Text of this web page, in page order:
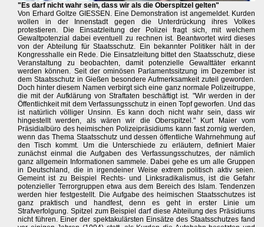
"Es darf nicht wahr sein, dass wir als die Oberspitzel gelten"
Von Erhard Goltze GIESSEN. Eine Demonstration ist angemeldet. Kurden
wollen in der Innenstadt gegen die Unterdrückung ihres Volkes
protestieren. Die Einsatzleitung der Polizei fragt sich, mit welchem
Gewaltpotenzial dabei eventuell zu rechnen ist. Beantwortet wird dieses
von der Abteilung für Staatsschutz. Ein bekannter Politiker hält in der
Kongresshalle ein Rede. Die Einsatzleitung bittet den Staatsschutz, diese
Veranstaltung zu beobachten, damit potenzielle Gewalttäter erkannt
werden können. Seit der ominösen Parlamentssitzung im Dezember ist
dem Staatsschutz in Gießen besondere Aufmerksamkeit zuteil geworden.
Doch hinter diesem Namen verbirgt sich eine ganz normale Polizeitruppe,
die mit der Aufklärung von Straftaten beschäftigt ist. "Wir werden in der
Öffentlichkeit mit dem Verfassungsschutz in einen Topf geworfen. Und das
ist natürlich völliger Unsinn. Es kann doch nicht wahr sein, dass wir
hingestellt werden, als wären wir die Oberspitzel." Kurt Maier vom
Präsidialbüro des heimischen Polizeipräsidiums kann fast zornig werden,
wenn das Thema Staatsschutz und dessen öffentliche Wahrnehmung auf
den Tisch kommt. Um die Unterschiede zu erläutern, definiert Maier
zunächst einmal die Aufgaben des Verfassungsschutzes, der nämlich
ganz allgemein Informationen sammele. Dabei gehe es um alle Gruppen
in Deutschland, die in irgendeiner Weise extrem politisch aktiv seien.
Gemeint ist zu Beispiel Rechts- und Linksradikalismus, ist die Gefahr
potenzieller Terrorgruppen etwa aus dem Bereich des Islam. Tendenzen
werden hier festgestellt. Die Aufgabe des heimischen Staatsschutzes ist
ganz praktisch und handfest, denn es geht in erster Linie um
Strafverfolgung. Spitzel zum Beispiel darf diese Abteilung des Präsidiums
nicht führen. Einer der spektakulärsten Einsätze des Staatsschutzes fand